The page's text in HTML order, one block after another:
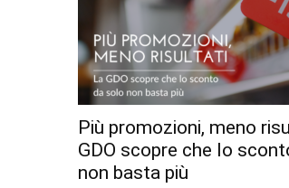
Più promozioni, meno
GDO scopre che lo
non basta più